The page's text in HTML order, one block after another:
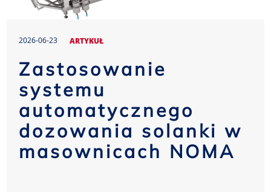
2026-06-23 ARTYKUŁ
Zastosowanie
systemu
automatycznego
dozowania solanki w
masownicach NOMA